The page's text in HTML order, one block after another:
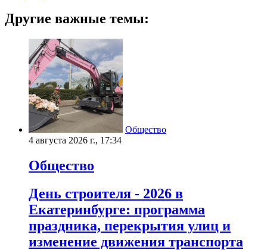
Другие важные темы:
Общество
4 августа 2026 г., 17:34
Общество
День строителя - 2026 в
Екатеринбурге: программа
праздника, перекрытия улиц и
изменение движения транспорта